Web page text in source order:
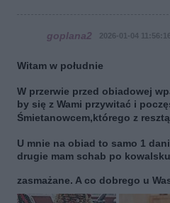
goplana2 2026-01-04 11:56:16
Witam w południe
W przerwie przed obiadowej
by się z Wami przywitać i
Śmietanowcem,którego z
U mnie na obiad to samo 1
drugie mam schab po
zasmażane. A co dobrego u